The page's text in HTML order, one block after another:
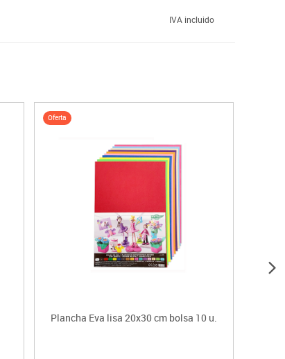
IVA incluido
Oferta
Plancha Eva lisa 20x30 cm bolsa 10 u.